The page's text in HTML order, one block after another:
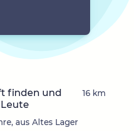
finden und
aus Altes Lager
16 km